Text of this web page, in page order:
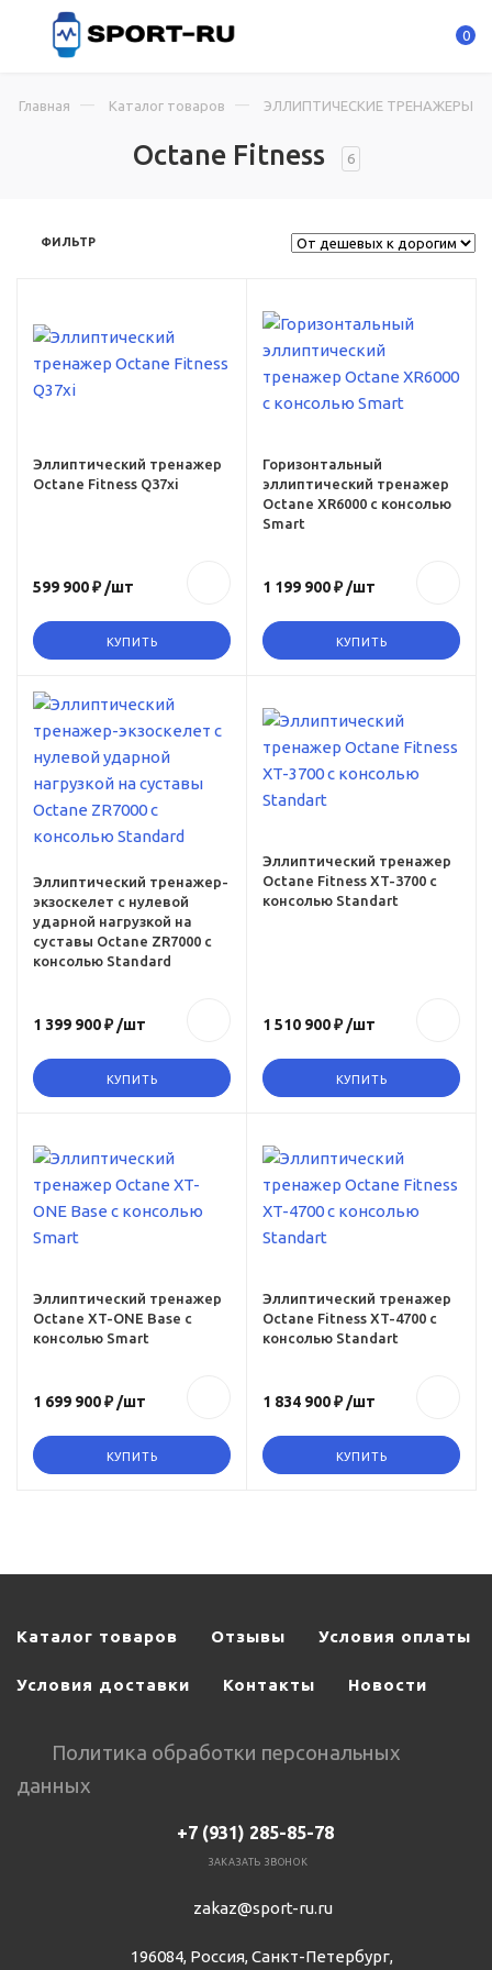
0
Octane Fitness 6
Главная Каталог товаров ЭЛЛИПТИЧЕСКИЕ ТРЕНАЖЕРЫ
ФИЛЬТР
Эллиптический тренажер
Octane Fitness Q37xi
599 900 ₽/шт
КУПИТЬ
Гарантия
пользователя, кг
181 кг
Вес в упаковке, кг
Происхождение марки
Горизонтальный
эллиптический тренажер
Octane XR6000 с консолью
Smart
1 199 900 ₽/шт
КУПИТЬ
Эллиптический тренажер-
экзоскелет с нулевой
ударной нагрузкой на
суставы Octane ZR7000 с
консолью Standard
1 399 900 ₽/шт
КУПИТЬ
Вес
158
Габариты
73 x 210 x 77 см
Гарантия
Максимальный вес
пользователя, кг
181 кг
158
Эллиптический тренажер
Octane Fitness XT-3700 с
консолью Standart
1 510 900 ₽/шт
КУПИТЬ
Эллиптический тренажер
Octane XT-ONE Base с
консолью Smart
1 699 900 ₽/шт
КУПИТЬ
168
пользователя, кг
181 кг
Эллиптический тренажер
Octane Fitness XT-4700 с
консолью Standart
1 834 900 ₽/шт
КУПИТЬ
Каталог товаров Отзывы Условия оплаты
Условия доставки Контакты Новости
Политика обработки персональных
данных
+7 (931) 285-85-78
ЗАКАЗАТЬ ЗВОНОК
zakaz@sport-ru.ru
196084, Россия, Санкт-Петербург,